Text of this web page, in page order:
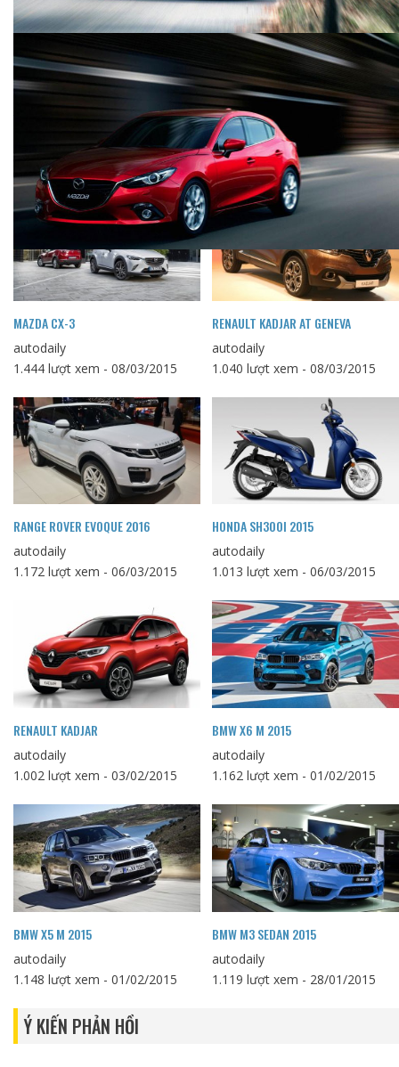
1.117 lượt xem - 28/03/2015
HYUNDAI I20 ACTIVE
autodaily
1.078 lượt xem - 26/03/2015
MAZDA CX-3
autodaily
1.444 lượt xem - 08/03/2015
RENAULT KADJAR AT GENEVA
autodaily
1.040 lượt xem - 08/03/2015
RANGE ROVER EVOQUE 2016
autodaily
1.172 lượt xem - 06/03/2015
HONDA SH300I 2015
autodaily
1.013 lượt xem - 06/03/2015
RENAULT KADJAR
autodaily
1.002 lượt xem - 03/02/2015
BMW X6 M 2015
autodaily
1.162 lượt xem - 01/02/2015
BMW X5 M 2015
autodaily
1.148 lượt xem - 01/02/2015
BMW M3 SEDAN 2015
autodaily
1.119 lượt xem - 28/01/2015
Ý KIẾN PHẢN HỒI